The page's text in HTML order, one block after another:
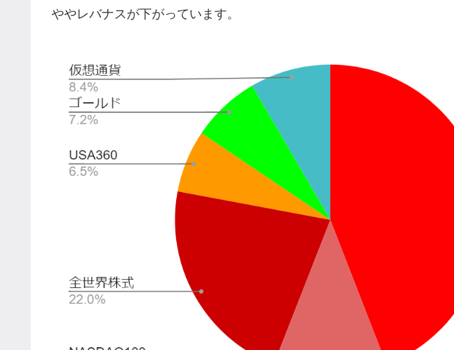
ややレバナスが下がっています。